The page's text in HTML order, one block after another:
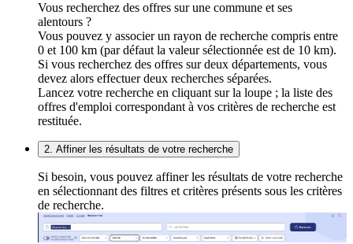
Vous recherchez des offres sur une commune et ses
alentours ?
Vous pouvez y associer un rayon de recherche compris entre
0 et 100 km (par défaut la valeur sélectionnée est de 10 km).
Si vous recherchez des offres sur deux départements, vous
devez alors effectuer deux recherches séparées.
Lancez votre recherche en cliquant sur la loupe ; la liste des
offres d'emploi correspondant à vos critères de recherche est
restituée.
2. Affiner les résultats de votre recherche
Si besoin, vous pouvez affiner les résultats de votre recherche
en sélectionnant des filtres et critères présents sous les critères
de recherche.